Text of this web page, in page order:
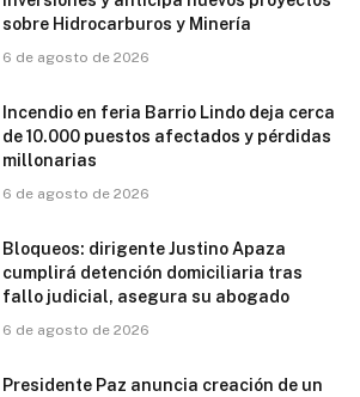
sobre Hidrocarburos y Minería
6 de agosto de 2026
Incendio en feria Barrio Lindo deja cerca
de 10.000 puestos afectados y pérdidas
millonarias
6 de agosto de 2026
Bloqueos: dirigente Justino Apaza
cumplirá detención domiciliaria tras
fallo judicial, asegura su abogado
6 de agosto de 2026
Presidente Paz anuncia creación de un